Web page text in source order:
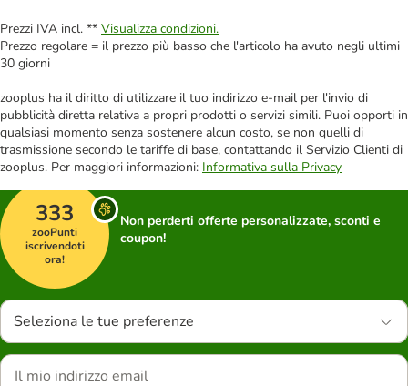
Prezzi IVA incl. ** Visualizza condizioni.
Prezzo regolare = il prezzo più basso che l'articolo ha avuto negli ultimi
30 giorni
zooplus ha il diritto di utilizzare il tuo indirizzo e-mail per l'invio di
pubblicità diretta relativa a propri prodotti o servizi simili. Puoi opporti in
qualsiasi momento senza sostenere alcun costo, se non quelli di
trasmissione secondo le tariffe di base, contattando il Servizio Clienti di
zooplus. Per maggiori informazioni: Informativa sulla Privacy
333
zooPunti
iscrivendoti
ora!
Non perderti offerte personalizzate, sconti e
coupon!
Seleziona le tue preferenze